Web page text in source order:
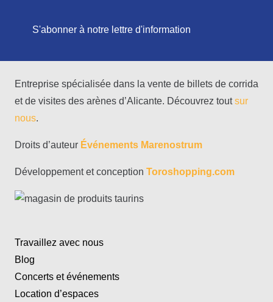
S'abonner à notre lettre d'information
Entreprise spécialisée dans la vente de billets de corrida
et de visites des arènes d’Alicante. Découvrez toutsur
nous.
Droits d’auteur Événements Marenostrum
Développement et conception Toroshopping.com
Travaillez avec nous
Blog
Concerts et événements
Location d’espaces